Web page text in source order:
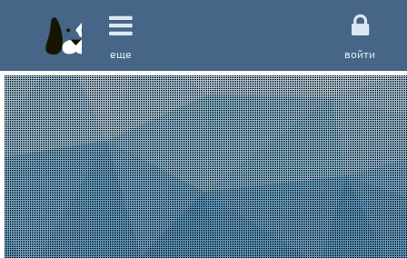
еще войти